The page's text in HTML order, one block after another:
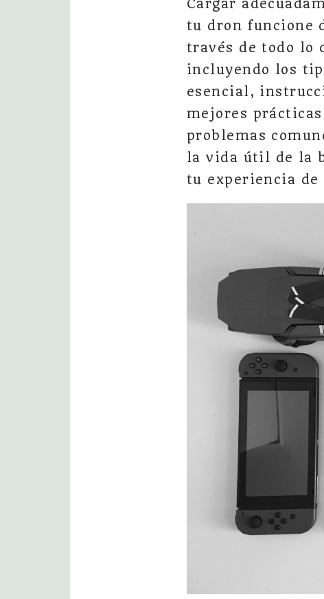
Cargar
tu dron funcione
través de todo lo
incluyendo los
esencial,
mejores
problemas
la vida útil de la
tu experiencia de